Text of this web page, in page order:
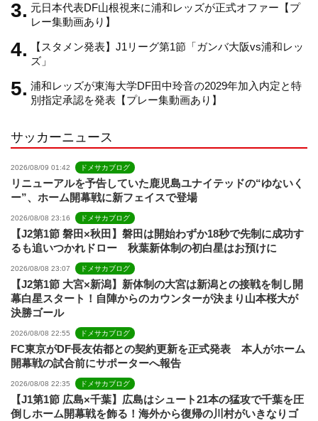
n
n
e
元日本代表DF山根視来に浦和レッズが正式オファー【プ
レー集動画あり】
【スタメン発表】J1リーグ第1節「ガンバ大阪vs浦和レッ
ズ」
浦和レッズが東海大学DF田中玲音の2029年加入内定と特
別指定承認を発表【プレー集動画あり】
サッカーニュース
2026/08/09 01:42 ドメサカブログ
リニューアルを予告していた鹿児島ユナイテッドの“ゆないく
ー”、ホーム開幕戦に新フェイスで登場
2026/08/08 23:16 ドメサカブログ
【J2第1節 磐田×秋田】磐田は開始わずか18秒で先制に成功す
るも追いつかれドロー 秋葉新体制の初白星はお預けに
2026/08/08 23:07 ドメサカブログ
【J2第1節 大宮×新潟】新体制の大宮は新潟との接戦を制し開
幕白星スタート！自陣からのカウンターが決まり山本桜大が
決勝ゴール
2026/08/08 22:55 ドメサカブログ
FC東京がDF長友佑都との契約更新を正式発表 本人がホーム
開幕戦の試合前にサポーターへ報告
2026/08/08 22:35 ドメサカブログ
【J1第1節 広島×千葉】広島はシュート21本の猛攻で千葉を圧
倒しホーム開幕戦を飾る！海外から復帰の川村がいきなりゴ